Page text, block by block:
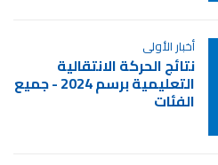
أخبار الأولى
نتائج الحركة الانتقالية
التعليمية برسم 2024 - جميع
الفئات